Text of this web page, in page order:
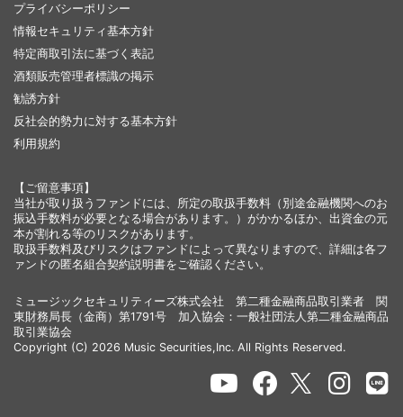
プライバシーポリシー
情報セキュリティ基本方針
特定商取引法に基づく表記
酒類販売管理者標識の掲示
勧誘方針
反社会的勢力に対する基本方針
利用規約
【ご留意事項】
当社が取り扱うファンドには、所定の取扱手数料（別途金融機関へのお
振込手数料が必要となる場合があります。）がかかるほか、出資金の元
本が割れる等のリスクがあります。
取扱手数料及びリスクはファンドによって異なりますので、詳細は各フ
ァンドの匿名組合契約説明書をご確認ください。
ミュージックセキュリティーズ株式会社 第二種金融商品取引業者 関
東財務局長（金商）第1791号 加入協会：一般社団法人第二種金融商品
取引業協会
Copyright (C) 2026 Music Securities,Inc. All Rights Reserved.